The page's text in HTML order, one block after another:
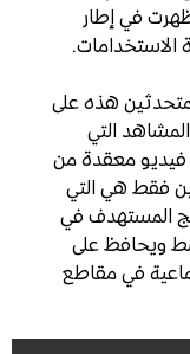
في إطار
الاستخدامات.
هذه على
التي
معقدة من
فقط هي التي
المستهدف في
ويحافظ على
في مقاطع